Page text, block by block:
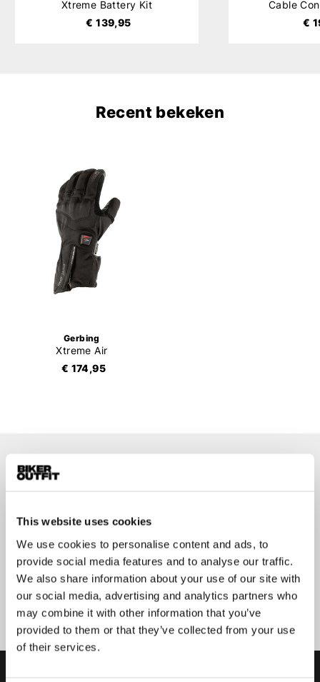
This website uses cookies
We use cookies to personalise content and ads, to
provide social media features and to analyse our traffic.
We also share information about your use of our site with
our social media, advertising and analytics partners who
may combine it with other information that you’ve
provided to them or that they’ve collected from your use
of their services.
Xtreme Battery Kit
€ 139,95
Cable
€
Recent bekeken
Gerbing
Xtreme Air
€ 174,95
Aanmelden